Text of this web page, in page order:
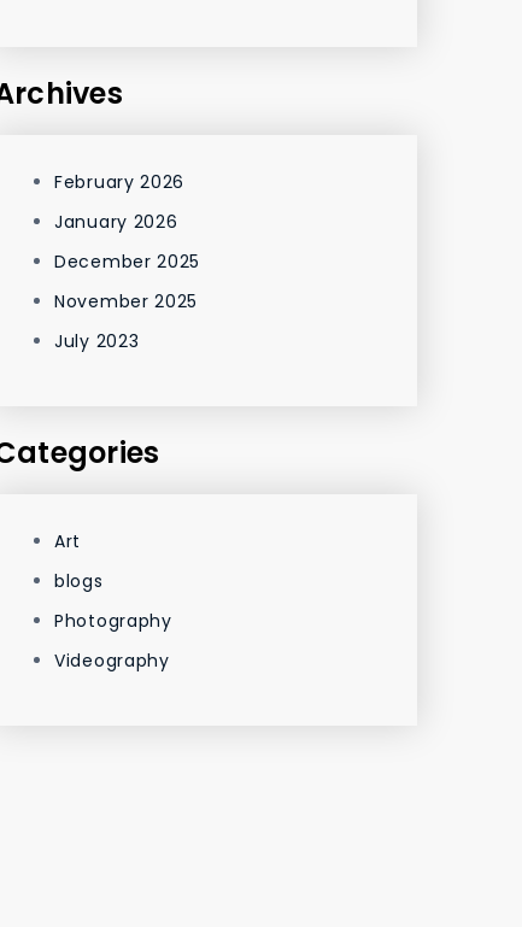
February 2026
January 2026
December 2025
November 2025
July 2023
Art
blogs
Photography
Videography